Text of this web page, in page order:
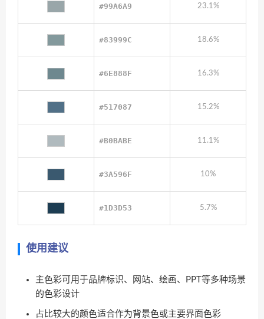
#99A6A9 23.1%
#83999C 18.6%
#6E888F 16.3%
#517087 15.2%
#B0BABE 11.1%
#3A596F 10%
#1D3D53 5.7%
使用建议
主色彩可用于品牌标识、网站、绘画、PPT等多种场景
的色彩设计
占比较大的颜色适合作为背景色或主要界面色彩